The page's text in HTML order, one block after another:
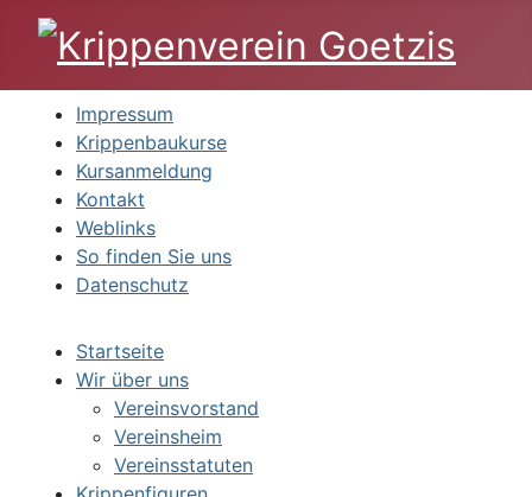
Impressum
Krippenbaukurse
Kursanmeldung
Kontakt
Weblinks
So finden Sie uns
Datenschutz
Startseite
Wir über uns
Vereinsvorstand
Vereinsheim
Vereinsstatuten